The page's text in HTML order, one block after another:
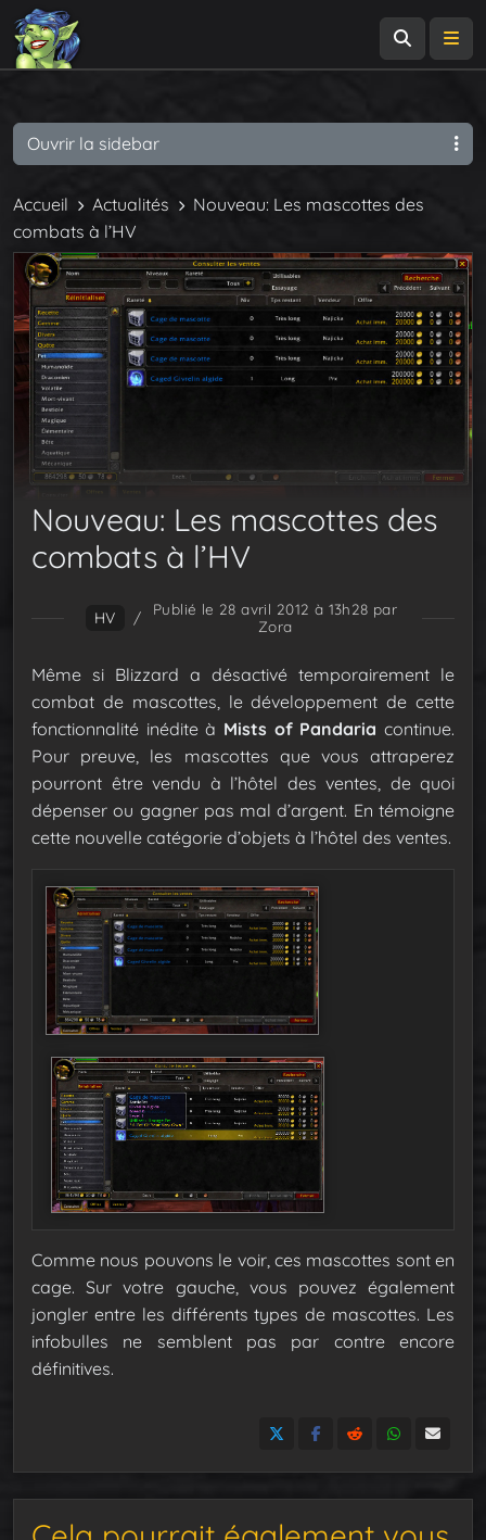
Accueil Actualités
Nouveau: Les mascottes des
combats à l’HV
Nouveau: Les mascottes des
combats à l’HV
HV / Publié le 28 avril 2012 à 13h28 par
Zora
Même si Blizzard a désactivé temporairement le
combat de mascottes, le développement de cette
fonctionnalité inédite à Mists of Pandaria continue.
Pour preuve, les mascottes que vous attraperez
pourront être vendu à l’hôtel des ventes, de quoi
dépenser ou gagner pas mal d’argent. En témoigne
cette nouvelle catégorie d’objets à l’hôtel des ventes.
Comme nous pouvons le voir, ces mascottes sont en
cage. Sur votre gauche, vous pouvez également
jongler entre les différents types de mascottes. Les
infobulles ne semblent pas par contre encore
définitives.
Ouvrir la sidebar